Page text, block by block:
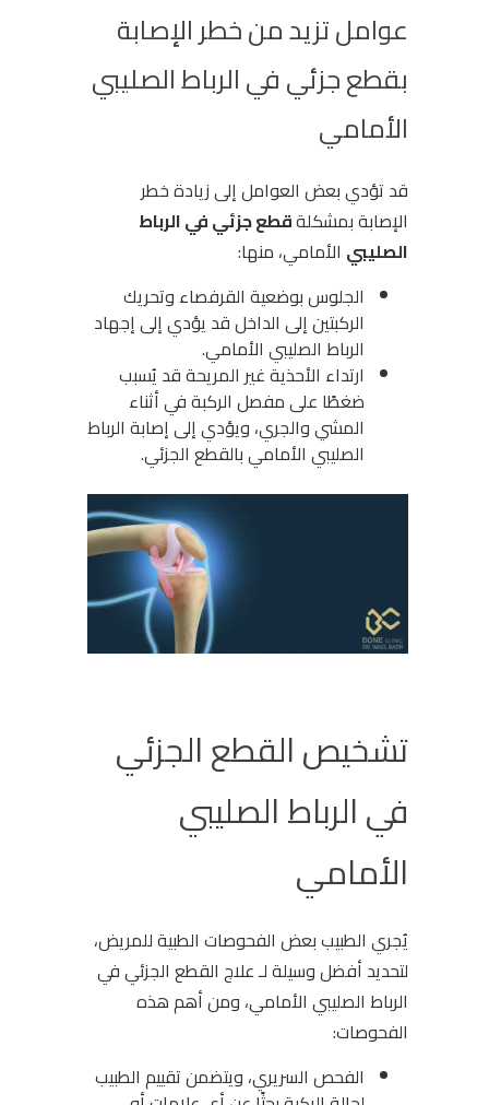
عوامل تزيد من خطر الإصابة
بقطع جزئي في الرباط الصليبي
الأمامي
قد تؤدي بعض العوامل إلى زيادة خطر
الإصابة بمشكلةقطع جزئي في الرباط
الصليبي الأمامي، منها:
الجلوس بوضعية القرفصاء وتحريك
الركبتين إلى الداخل قد يؤدي إلى إجهاد
الرباط الصليبي الأمامي.
ارتداء الأحذية غير المريحة قد يُسبب
ضغطًا على مفصل الركبة في أثناء
المشي والجري، ويؤدي إلى إصابة الرباط
الصليبي الأمامي بالقطع الجزئي.
تشخيص القطع الجزئي
في الرباط الصليبي
الأمامي
يُجري الطبيب بعض الفحوصات الطبية للمريض،
لتحديد أفضل وسيلة لـ علاج القطع الجزئي في
الرباط الصليبي الأمامي، ومن أهم هذه
الفحوصات:
الفحص السريري، ويتضمن تقييم الطبيب